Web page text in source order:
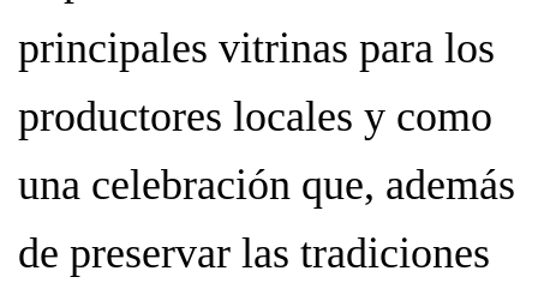
principales vitrinas para los
productores locales y como
una celebración que, además
de preservar las tradiciones